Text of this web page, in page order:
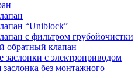
“Uniblock”
с фильтром грубойочистки
обратный клапан
заслонки с электроприводом
заслонка без монтажного